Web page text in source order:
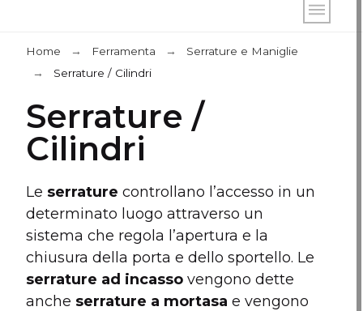
Home Ferramenta
Serrature e Maniglie
Serrature / Cilindri
Serrature /
Cilindri
Le serraturecontrollano l’accesso in un
determinato luogo attraverso un
sistema che regola l’apertura e la
chiusura della porta e dello sportello. Le
serrature ad incasso vengono dette
anche serrature a mortasa e vengono